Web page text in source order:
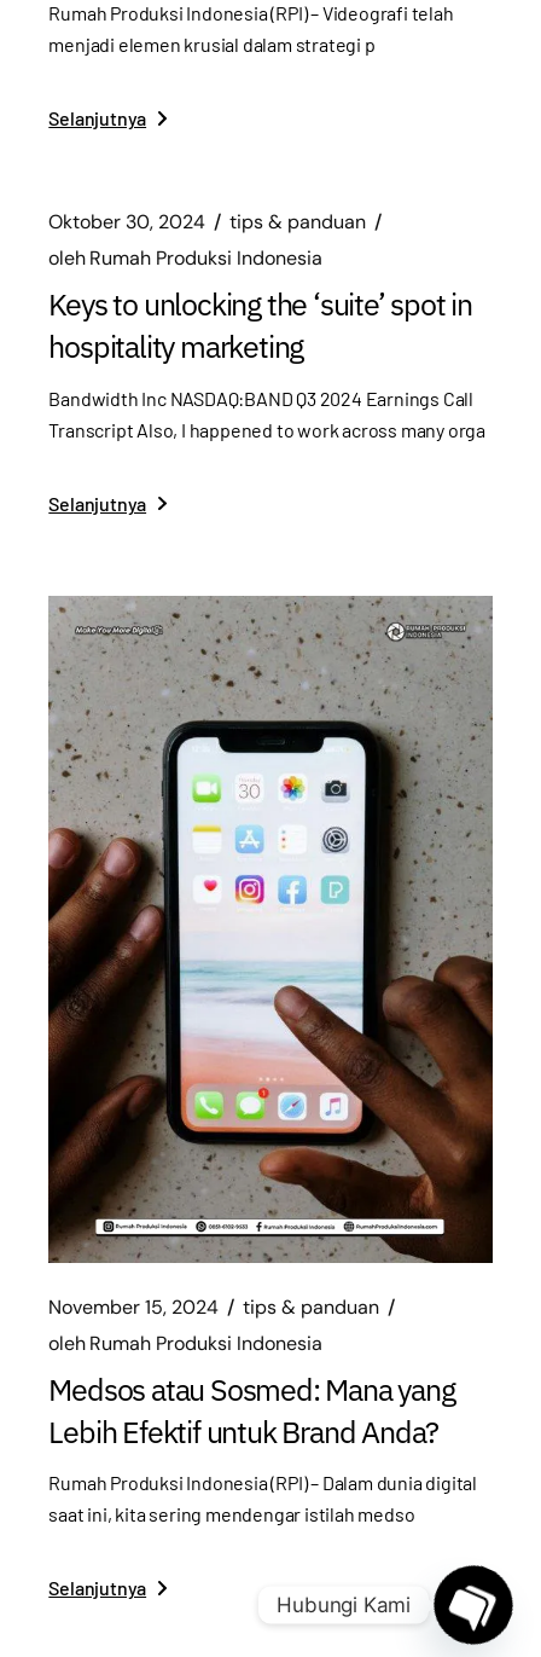
Rumah Produksi Indonesia (RPI) – Videografi telah
menjadi elemen krusial dalam strategi p
Selanjutnya
Oktober 30, 2024
tips & panduan
olehRumah Produksi Indonesia
Keys to unlocking the ‘suite’ spot in
hospitality marketing
Bandwidth Inc NASDAQ:BAND Q3 2024 Earnings Call
Transcript Also, I happened to work across many orga
Selanjutnya
November 15, 2024
tips & panduan
olehRumah Produksi Indonesia
Medsos atau Sosmed: Mana yang
Lebih Efektif untuk Brand Anda?
Rumah Produksi Indonesia (RPI) – Dalam dunia digital
saat ini, kita sering mendengar istilah medso
Selanjutnya
Hubungi Kami
Open